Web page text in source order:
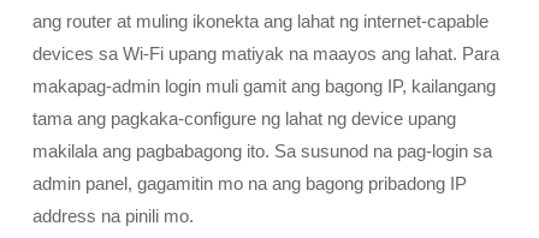
ang router at muling ikonekta ang lahat ng internet-capable
devices sa Wi-Fi upang matiyak na maayos ang lahat. Para
makapag-admin login muli gamit ang bagong IP, kailangang
tama ang pagkaka-configure ng lahat ng device upang
makilala ang pagbabagong ito. Sa susunod na pag-login sa
admin panel, gagamitin mo na ang bagong pribadong IP
address na pinili mo.